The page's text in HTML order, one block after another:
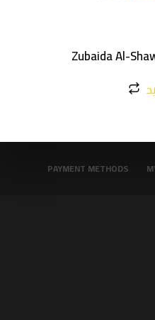
Zubaida Al-
PAYMENT METHODS